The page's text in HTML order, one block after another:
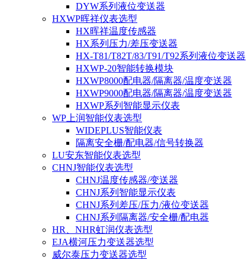
DYW系列液位变送器
HXWP晖祥仪表选型
HX晖祥温度传感器
HX系列压力/差压变送器
HX-T81/T82T/83/T91/T92系列液位变送器
HXWP-20智能转换模块
HXWP8000配电器/隔离器/温度变送器
HXWP9000配电器/隔离器/温度变送器
HXWP系列智能显示仪表
WP上润智能仪表选型
WIDEPLUS智能仪表
隔离安全栅/配电器/信号转换器
LU安东智能仪表选型
CHNJ智能仪表选型
CHNJ温度传感器/变送器
CHNJ系列智能显示仪表
CHNJ系列差压/压力/液位变送器
CHNJ系列隔离器/安全栅/配电器
HR、NHR虹润仪表选型
EJA横河压力变送器选型
威尔泰压力变送器选型